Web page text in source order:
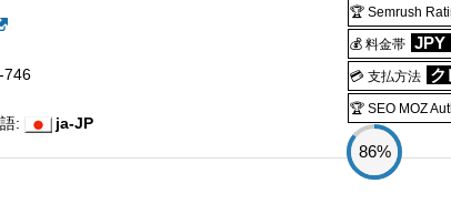
:
ja-JP
🏆 Semrush
💰 料金帯 JPY
💳 支払方法 ク
🏆 SEO MOZ
86%